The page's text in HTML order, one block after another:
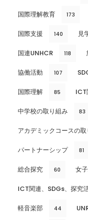
国際理解教育 173
国際支援 140 見
国連UNHCR 118
協働活動 107
国際理解 85 ICT
中学校の取り組み 83
アカデミックコースの
パートナーシップ 81
総合探究 60 女
ICT関連、SDGs、探究
軽音楽部 44